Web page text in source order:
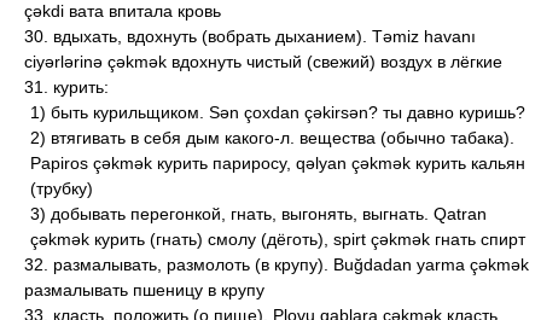
çəkdi вата впитала кровь
30. вдыхать, вдохнуть (вобрать дыханием). Təmiz havanı
ciyərlərinə çəkmək вдохнуть чистый (свежий) воздух в лёгкие
31. курить:
1) быть курильщиком. Sən çoxdan çəkirsən? ты давно куришь?
2) втягивать в себя дым какого-л. вещества (обычно табака).
Papiros çəkmək курить париросу, qəlyan çəkmək курить кальян
(трубку)
3) добывать перегонкой, гнать, выгонять, выгнать. Qatran
çəkmək курить (гнать) смолу (дёготь), spirt çəkmək гнать спирт
32. размалывать, размолоть (в крупу). Buğdadan yarma çəkmək
размалывать пшеницу в крупу
33. класть, положить (о пище). Plovu qablara çəkmək класть